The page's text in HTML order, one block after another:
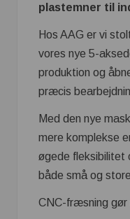
plastemner til
Hos AAG er vi
vores nye 5-
produktion og
præcis
Med den nye
mere komplekse
øgede fleksibilitet
både små og
CNC-fræsning gør